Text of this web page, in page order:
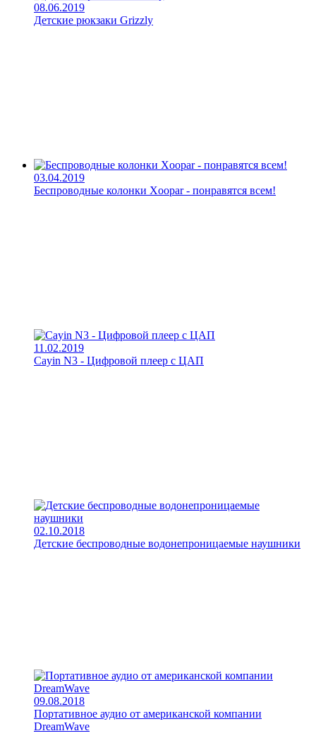
08.06.2019
Детские рюкзаки Grizzly
03.04.2019
Беспроводные колонки Xoopar - понравятся всем!
11.02.2019
Cayin N3 - Цифровой плеер с ЦАП
02.10.2018
Детские беспроводные водонепроницаемые наушники
09.08.2018
Портативное аудио от американской компании
DreamWave